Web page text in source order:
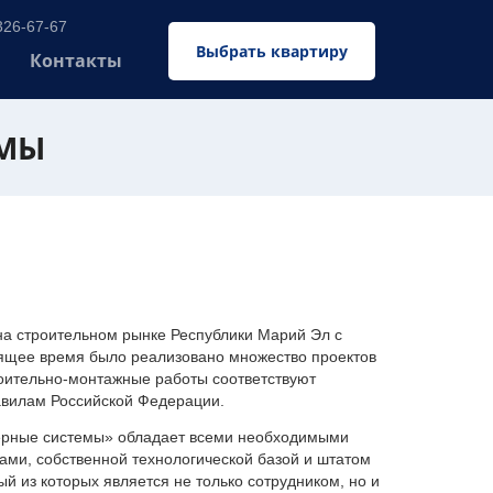
Выбрать квартиру
67-67
Контакты
рынке Республики Марий Эл с
время было реализовано множество проектов
монтажные работы соответствуют
Российской Федерации.
системы» обладает всеми необходимыми
собственной технологической базой и штатом
из которых является не только сотрудником, но и